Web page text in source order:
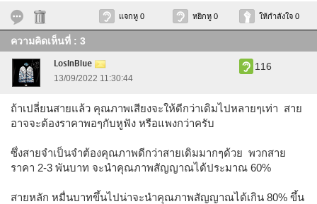
แจกหู 0 หยิกหู 0 ให้กำลังใจ 0
ความคิดเห็นที่ : 3
LosInBlue
13/09/2022 11:30:44
116
ถ้าเปลี่ยนสายแล้ว คุณภาพเสียงจะให้ดีกว่าเดิมไปหลายๆเท่า สาย
อาจจะต้องราคาพอๆกับหูฟัง หรือแพงกว่าครับ
ซึ่งสายจำเป็นจำต้องคุณภาพดีกว่าสายเดิมมากๆด้วย พวกสาย
ราคา 2-3 พันบาท จะนำคุณภาพสัญญาณได้ประมาณ 60%
สายหลัก หมื่นบาทขึ้นไปน่าจะนำคุณภาพสัญญาณได้เกิน 80% ขึ้น